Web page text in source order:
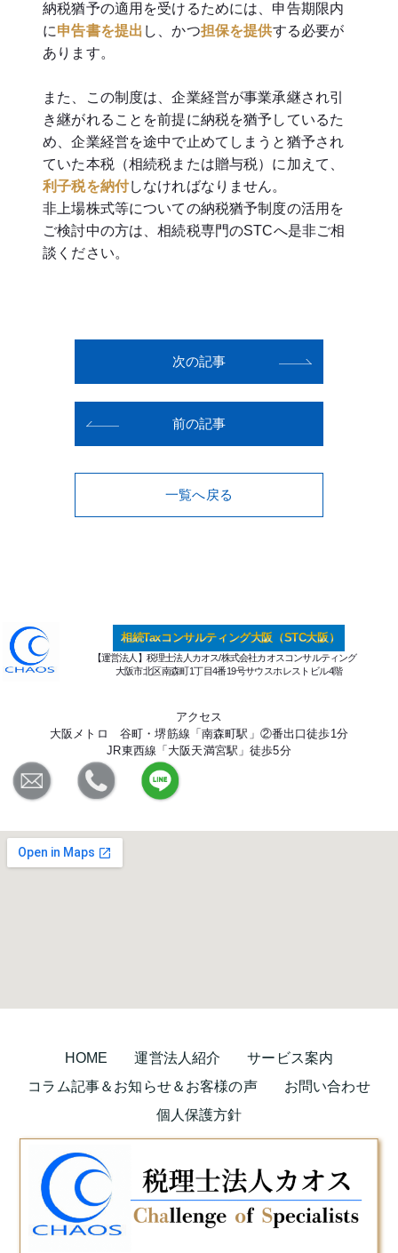
納税猶予の適用を受けるためには、申告期限内
に申告書を提出 し、かつ担保を提供する必要が
あります。
また、この制度は、企業経営が事業承継され引
き継がれることを前提に納税を猶予しているた
め、企業経営を途中で止めてしまうと猶予され
ていた本税（相続税または贈与税）に加えて、
利子税を納付しなければなりません。
非上場株式等についての納税猶予制度の活用を
ご検討中の方は、相続税専門のSTCへ是非ご相
談ください。
前の記事
次の記事
一覧へ戻る
相続Taxコンサルティング大阪（STC大阪）
【運営法人】税理士法人カオス/株式会社カオスコンサルティング
大阪市北区南森町1丁目4番19号サウスホレストビル4階
アクセス
大阪メトロ 谷町・堺筋線「南森町駅」②番出口徒歩1分
JR東西線「大阪天満宮駅」徒歩5分
HOME 運営法人紹介
サービス案内
コラム記事＆お知らせ＆お客様の声
お問い合わせ
個人保護方針